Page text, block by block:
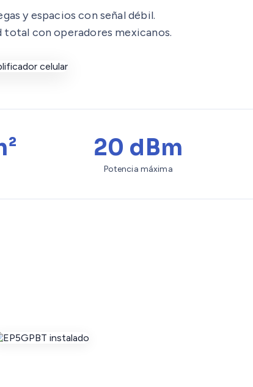
y espacios con señal débil.
con operadores mexicanos.
20 dBm
Potencia máxima